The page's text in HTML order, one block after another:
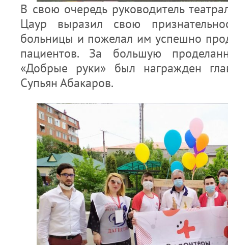
В свою очередь руководитель
Цаур выразил свою
больницы и пожелал им успешно
пациентов. За большую
«Добрые руки» был награжден
Супьян Абакаров.